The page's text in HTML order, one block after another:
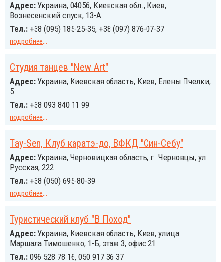
Адрес: Украина, 04056, Киевская обл., Киев,
Вознесенcкий спуск, 13-А
Тел.: +38 (095) 185-25-35, +38 (097) 876-07-37
подробнее...
Студия танцев "New Art"
Адрес: Украина, Киевская область, Киев, Елены Пчелки,
5
Тел.: +38 093 840 11 99
подробнее...
Тay-Sen, Клуб каратэ-до, ВФКД "Син-Себу"
Адрес: Украина, Черновицкая область, г. Черновцы, ул
Русская, 222
Тел.: +38 (050) 695-80-39
подробнее...
Туристический клуб "В Поход"
Адрес: Украина, Киевская область, Киев, улица
Маршала Тимошенко, 1-Б, этаж 3, офис 21
Тел.: 096 528 78 16, 050 917 36 37